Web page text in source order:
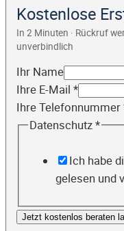
Kostenlose
In 2 Minuten · Rückruf
unverbindlich
Ihr Name
Ihre E-Mail *
Ihre Telefonnummer
Datenschutz*
Ich habe
gelesen und
Jetzt kostenlos beraten